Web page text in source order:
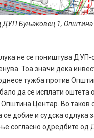
ДУП Буњаковец 1, Општина
не се поништува ДУП-
Тоа значи дека
тужба против
да се исплати оштета
Центар. Во таков
добие и судска одлука
согласно одредбите од